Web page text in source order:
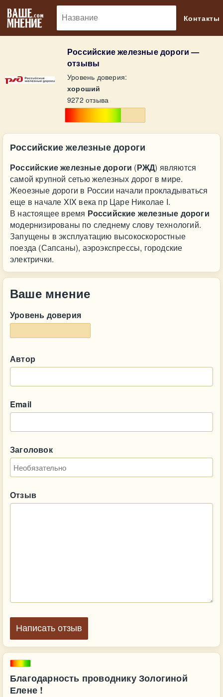
Контакты
Российские железные дороги —
отзывы
Уровень доверия:
хороший
9272 отзыва
Благодарность проводнику Зологиной
Елене !
Российские железные дороги
Российские железные дороги (РЖД) являются
самой крупной сетью железных дорог в мире.
Жеоезные дороги в России начали прокладываться
еще в начале XIX века пр Царе Николае I.
В настоящее время Российские железные дороги
модернизированы по следнему слову технологий.
Запущены в эксплуатацию высокоскоростные
поезда (Сапсаны), аэроэкспрессы, городские
электрички.
Ваше мнение
Уровень доверия
Автор
Email
Заголовок
Отзыв
Написать отзыв